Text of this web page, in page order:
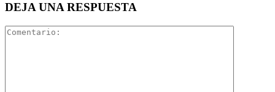
DEJA UNA RESPUESTA